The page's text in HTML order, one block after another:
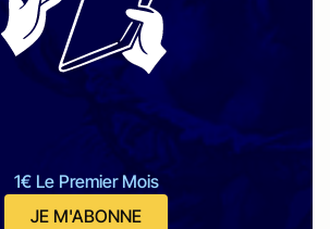
1€ Le Premier Mois
JE M'ABONNE